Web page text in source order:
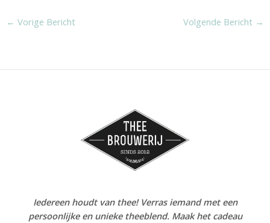
← Vorige Bericht Volgende Bericht →
Iedereen houdt van thee! Verras iemand met een
persoonlijke en unieke theeblend. Maak het cadeau